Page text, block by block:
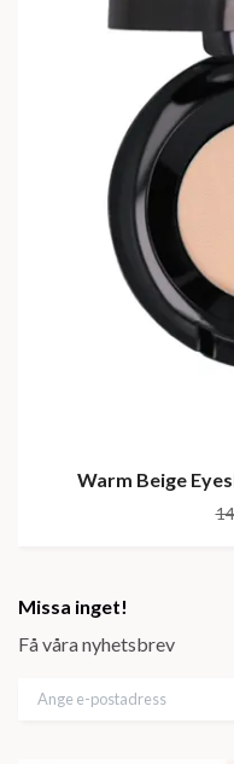
Missa inget!
Få våra nyhetsbrev
Warm Beige